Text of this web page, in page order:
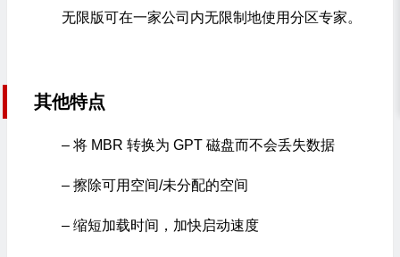
无限版可在一家公司内无限制地使用分区专家。
其他特点
– 将 MBR 转换为 GPT 磁盘而不会丢失数据
– 擦除可用空间/未分配的空间
– 缩短加载时间，加快启动速度